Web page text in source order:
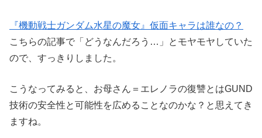
『機動戦士ガンダム水星の魔女』仮面キャラは誰なの？
こちらの記事で「どうなんだろう…」とモヤモヤしていた
ので、すっきりしました。
こうなってみると、お母さん＝エレノラの復讐とはGUND
技術の安全性と可能性を広めることなのかな？と思えてき
ますね。